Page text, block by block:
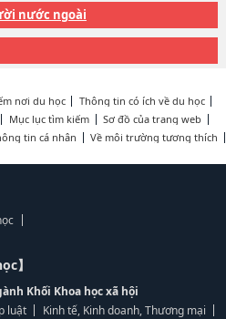
nước ngoài
nơi du học
Thông tin có ích về du học
Mục lục tìm kiếm
Sơ đồ của trang web
tin cá nhân Về môi trường tương thích
】
Khối Khoa học xã hội
luật
Kinh tế, Kinh doanh, Thương mại